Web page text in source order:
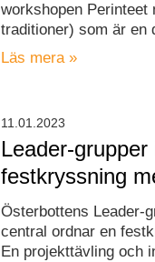
workshopen
traditioner) som är en
Läs mera »
Leader-
festkryssning
Österbottens Leader-
central ordnar en
En projekttävling och
11.01.2023